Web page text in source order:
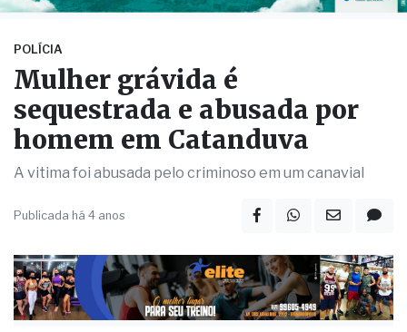
POLÍCIA
Mulher grávida é
sequestrada e abusada por
homem em Catanduva
A vitima foi abusada pelo criminoso em um canavial
Publicada há 4 anos